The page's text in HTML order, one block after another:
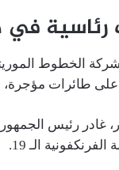
في
الخطوط
على طائرات
غادر رئيس
الـ 19.